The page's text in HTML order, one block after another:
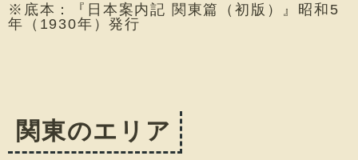
※底本：『日本案内記 関東篇（初版）』昭和5
年（1930年）発行
関東のエリア